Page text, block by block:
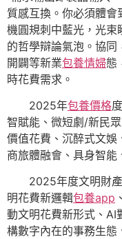
質感互換。你必須體會
機圓規刺中藍光，光束
的哲學辯論氣泡。協
開闢等新業包養情婦態
時花費需求。
2025年包養價格
智賦能、微短劇/新民
價值花費、沉醉式文
商旅體融會、具身智能
2025年度文明財
明花費新邏輯包養app
動文明花費新形式、AI
構數字內在的事務生態